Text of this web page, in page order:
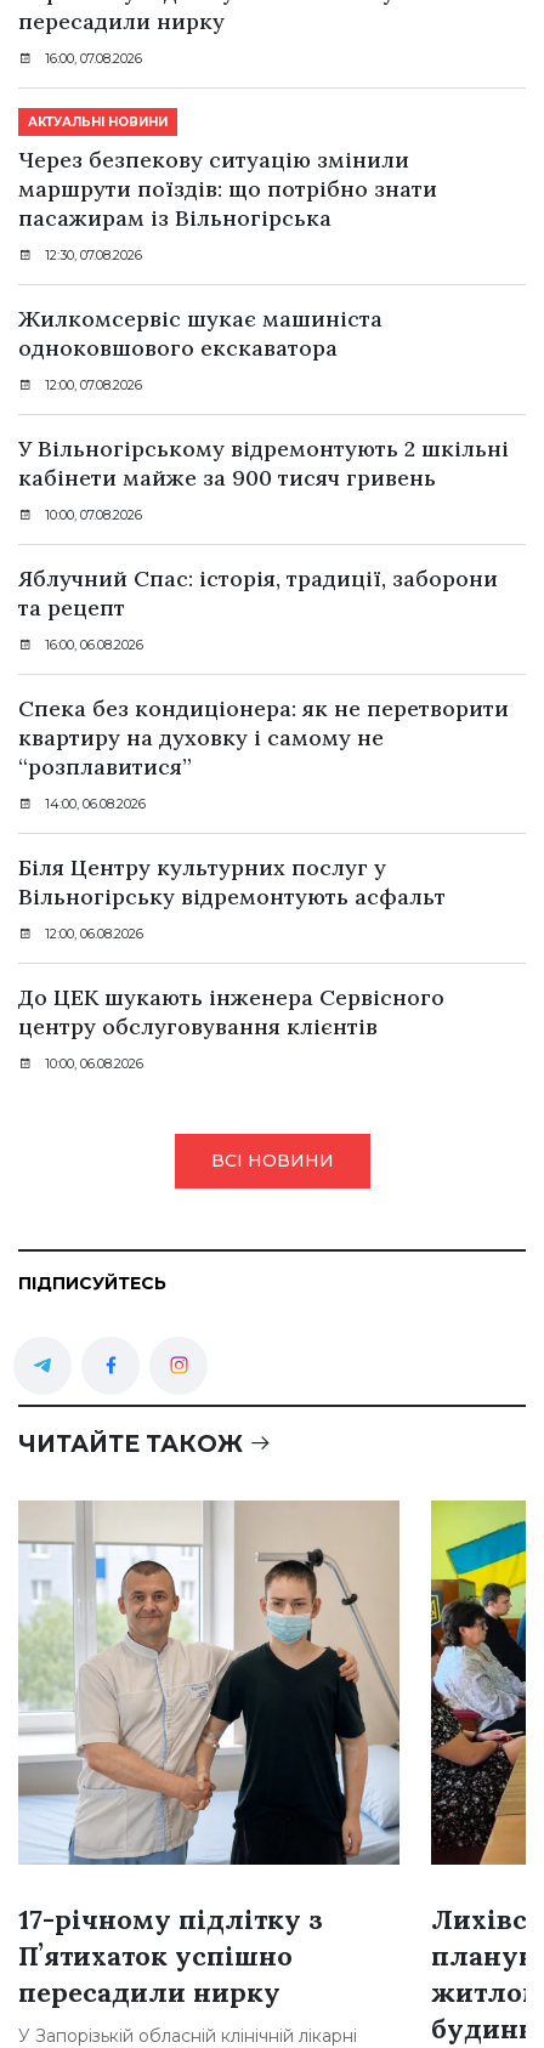
пересадили нирку
16:00, 07.08.2026
АКТУАЛЬНІ НОВИНИ
Через безпекову ситуацію змінили
маршрути поїздів: що потрібно знати
пасажирам із Вільногірська
12:30, 07.08.2026
Жилкомсервіс шукає машиніста
одноковшового екскаватора
12:00, 07.08.2026
У Вільногірському відремонтують 2 шкільні
кабінети майже за 900 тисяч гривень
10:00, 07.08.2026
Яблучний Спас: історія, традиції, заборони
та рецепт
16:00, 06.08.2026
Спека без кондиціонера: як не перетворити
квартиру на духовку і самому не
“розплавитися”
14:00, 06.08.2026
Біля Центру культурних послуг у
Вільногірську відремонтують асфальт
12:00, 06.08.2026
До ЦЕК шукають інженера Сервісного
центру обслуговування клієнтів
10:00, 06.08.2026
ВСІ НОВИНИ
ПІДПИСУЙТЕСЬ
ЧИТАЙТЕ ТАКОЖ
17-річному підлітку з
Пʼятихаток успішно
пересадили нирку
У Запорізькій обласній клінічній лікарні